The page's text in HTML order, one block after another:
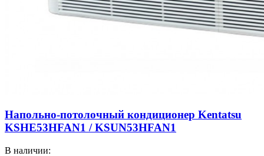
Напольно-потолочный кондиционер Kentatsu
KSHE53HFAN1 / KSUN53HFAN1
В наличии: